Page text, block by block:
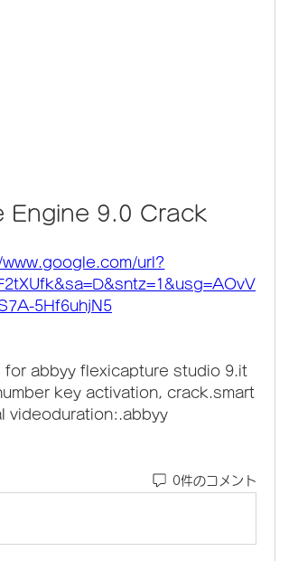
Engine 9.0 Crack
url?
5Hf6uhjN5
abbyy flexicapture studio 9.it
key activation, crack.smart
videoduration:.abbyy
0件のコメント